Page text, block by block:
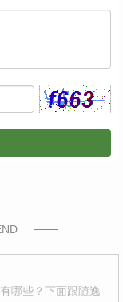
哪些？下面跟随逸